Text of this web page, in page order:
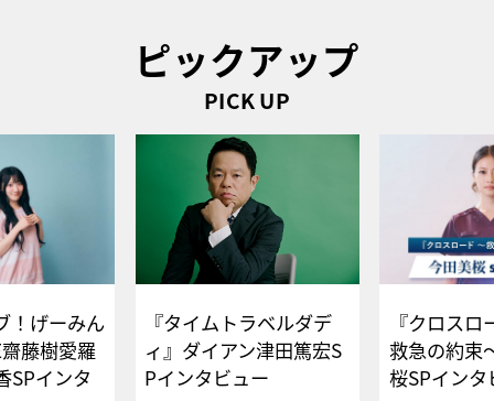
ピックアップ
PICK UP
！げーみん
藤樹愛羅
SPインタ
『タイムトラベルダデ
ィ』ダイアン津田篤宏S
Pインタビュー
『クロス
救急の約束
桜SPイ